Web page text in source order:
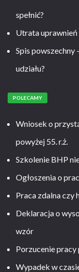
spełnić?
Utrata uprawnień
Spis powszechny
udziału?
POLECAMY
Wniosek o
powyżej 55. r.ż.
Szkolenie BHP
Ogłoszenia o
Praca zdalna czy
Deklaracja o
wzór
Porzucenie
Wypadek w